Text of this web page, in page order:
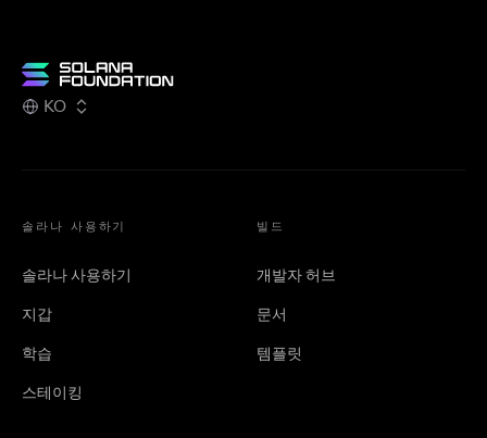
KO
솔라나 사용하기
솔라나 사용하기
지갑
학습
스테이킹
빌드
개발자 허브
문서
템플릿